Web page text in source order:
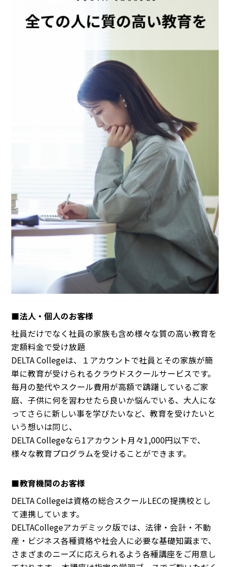
■法人・個人のお客様
社員だけでなく社員の家族も含め様々な質の高い教育を
定額料金で受け放題
DELTA Collegeは、１アカウントで社員とその家族が簡
単に教育が受けられるクラウドスクールサービスです。
毎月の塾代やスクール費用が高額で躊躇しているご家
庭、子供に何を習わせたら良いか悩んでいる、大人にな
ってさらに新しい事を学びたいなど、教育を受けたいと
いう想いは同じ、
DELTA Collegeなら1アカウント月々1,000円以下で、
様々な教育プログラムを受けることができます。
■教育機関のお客様
DELTA Collegeは資格の総合スクールLECの提携校とし
て連携しています。
DELTACollegeアカデミック版では、法律・会計・不動
産・ビジネス各種資格や社会人に必要な基礎知識まで、
さまざまのニーズに応えられるよう各種講座をご用意し